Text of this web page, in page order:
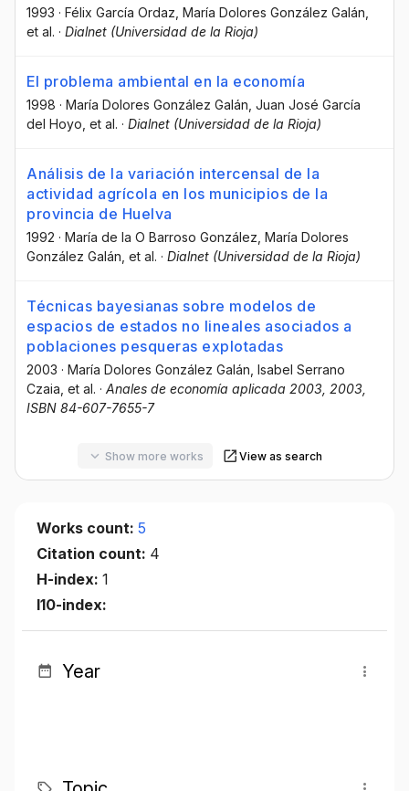
1993 · Félix García Ordaz , María Dolores González Galán
et al. · Dialnet (Universidad de la Rioja)
El problema ambiental en la economía
1998 · María Dolores González Galán , Juan José García
del Hoyo , et al. · Dialnet (Universidad de la Rioja)
Análisis de la variación intercensal de la
actividad agrícola en los municipios de la
provincia de Huelva
1992 · María de la O Barroso González , María Dolores
González Galán , et al. · Dialnet (Universidad de la Rioja)
Técnicas bayesianas sobre modelos de
espacios de estados no lineales asociados a
poblaciones pesqueras explotadas
2003 · María Dolores González Galán , Isabel Serrano
Czaia , et al. · Anales de economía aplicada 2003, 2003,
ISBN 84-607-7655-7
Show more works View as search
Works count: 5
Citation count: 4
H-index: 1
I10-index:
Year